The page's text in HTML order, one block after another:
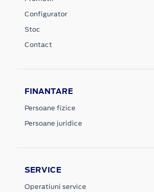
Configurator
Stoc
Contact
FINANTARE
Persoane fizice
Persoane juridice
SERVICE
Operatiuni service